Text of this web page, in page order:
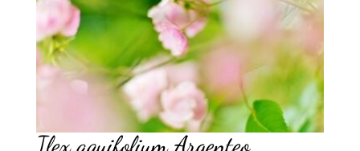
Ilex aquifolium Argenteo